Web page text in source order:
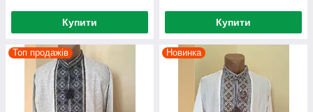
Купити Купити
Топ продажів Новинка